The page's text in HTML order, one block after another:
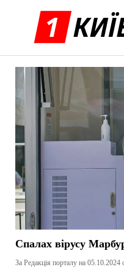
Спалах вірусу
За Редакція порталу на 05.10.2024